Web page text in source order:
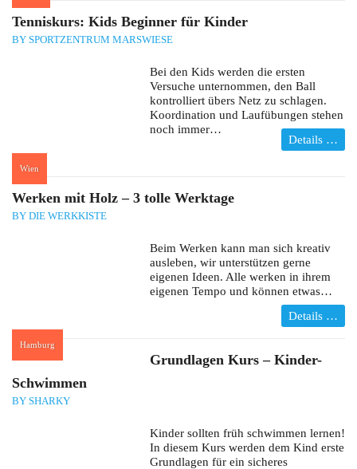
Tenniskurs: Kids Beginner für Kinder
BY SPORTZENTRUM MARSWIESE
Wien
Bei den Kids werden die ersten
Versuche unternommen, den Ball
kontrolliert übers Netz zu schlagen.
Koordination und Laufübungen stehen
noch immer…
Details …
Werken mit Holz – 3 tolle Werktage
BY DIE WERKKISTE
Hamburg
Beim Werken kann man sich kreativ
ausleben, wir unterstützen gerne
eigenen Ideen. Alle werken in ihrem
eigenen Tempo und können etwas…
Details …
Grundlagen Kurs – Kinder-
Schwimmen
BY SHARKY
Kinder sollten früh schwimmen lernen!
In diesem Kurs werden dem Kind erste
Grundlagen für ein sicheres